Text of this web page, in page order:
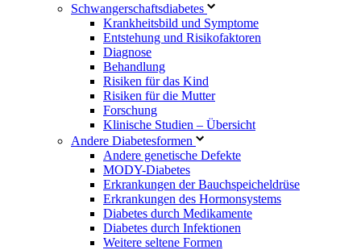
Schwangerschaftsdiabetes
Krankheitsbild und Symptome
Entstehung und Risikofaktoren
Diagnose
Behandlung
Risiken für das Kind
Risiken für die Mutter
Forschung
Klinische Studien – Übersicht
Andere Diabetesformen
Andere genetische Defekte
MODY-Diabetes
Erkrankungen der Bauchspeicheldrüse
Erkrankungen des Hormonsystems
Diabetes durch Medikamente
Diabetes durch Infektionen
Weitere seltene Formen